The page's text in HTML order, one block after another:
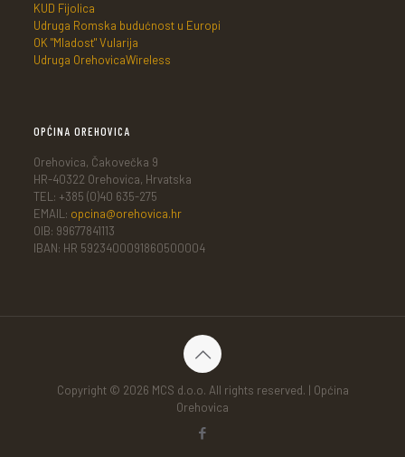
KUD Fijolica
Udruga Romska budućnost u Europi
OK "Mladost" Vularija
Udruga OrehovicaWireless
OPĆINA OREHOVICA
Orehovica, Čakovečka 9
HR-40322 Orehovica, Hrvatska
TEL: +385 (0)40 635-275
EMAIL: opcina@orehovica.hr
OIB: 99677841113
IBAN: HR 5923400091860500004
Copyright © 2026 MCS d.o.o. All rights reserved. | Općina
Orehovica